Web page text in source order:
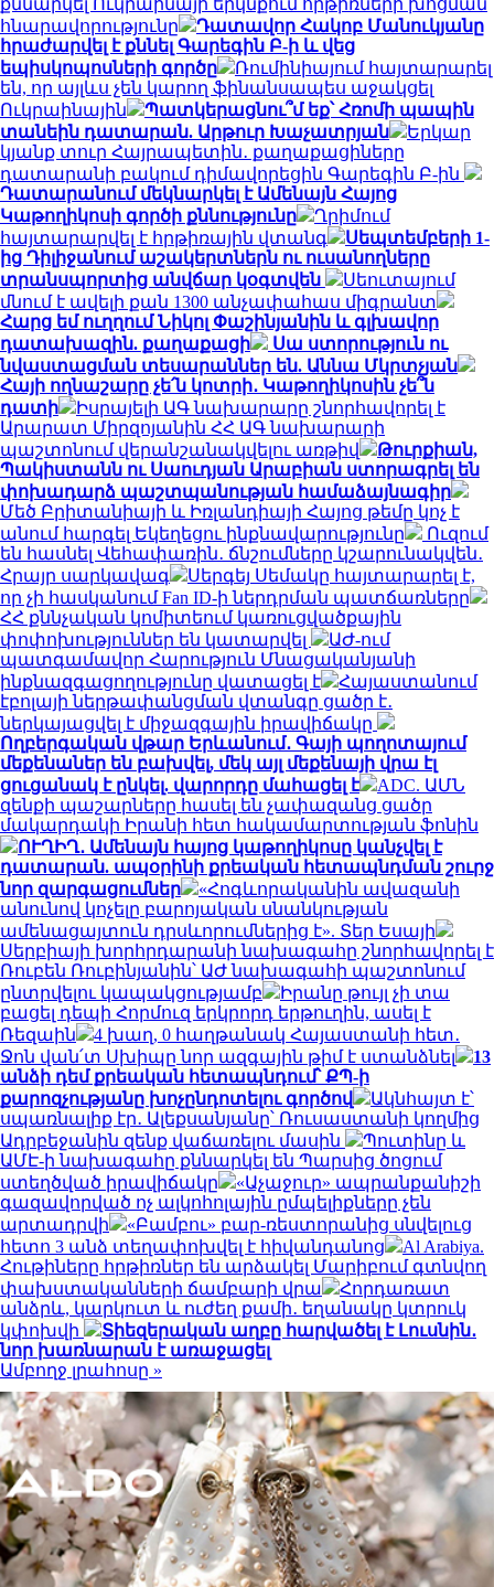
հնարավորությունը
Դատավոր Հակոբ Մանուկյանը
հրաժարվել է քննել Գարեգին Բ-ի և վեց
եպիսկոպոսների գործը
Ռումինիայում հայտարարել
են, որ այլևս չեն կարող ֆինանսապես աջակցել
Ուկրաինային
Պատկերացնու՞մ եք՝ Հռոմի պապին
տանեին դատարան. Արթուր Խաչատրյան
Երկար
կյանք տուր Հայրապետին․ քաղաքացիները
դատարանի բակում դիմավորեցին Գարեգին Բ-ին
Դատարանում մեկնարկել է Ամենայն Հայոց
Կաթողիկոսի գործի քննությունը
Ղրիմում
հայտարարվել է հրթիռային վտանգ
Սեպտեմբերի 1-
ից Դիլիջանում աշակերտներն ու ուսանողները
տրանսպորտից անվճար կօգտվեն
Սեուտայում
մնում է ավելի քան 1300 անչափահաս միգրանտ
Հարց եմ ուղղում Նիկոլ Փաշինյանին և գլխավոր
դատախազին. քաղաքացի
Սա ստորություն ու
նվաստացման տեսարաններ են. Աննա Մկրտչյան
Հայի ողնաշարը չե՛ն կոտրի․ Կաթողիկոսին չե՞ն
դատի
Իսրայելի ԱԳ նախարարը շնորհավորել է
Արարատ Միրզոյանին ՀՀ ԱԳ նախարարի
պաշտոնում վերանշանակվելու առթիվ
Թուրքիան,
Պակիստանն ու Սաուդյան Արաբիան ստորագրել են
փոխադարձ պաշտպանության համաձայնագիր
Մեծ Բրիտանիայի և Իռլանդիայի Հայոց թեմը կոչ է
անում հարգել Եկեղեցու ինքնավարությունը
Ուզում
են հասնել Վեհափառին․ ճնշումները կշարունակվեն․
Հրայր սարկավագ
Սերգեյ Սեմակը հայտարարել է,
որ չի հասկանում Fan ID-ի ներդրման պատճառները
ՀՀ քննչական կոմիտեում կառուցվածքային
փոփոխություններ են կատարվել
ԱԺ-ում
պատգամավոր Հարություն Մնացականյանի
ինքնազգացողությունը վատացել է
Հայաստանում
էբոլայի ներթափանցման վտանգը ցածր է․
ներկայացվել է միջազգային իրավիճակը
Ողբերգական վթար Երևանում․ Գայի պողոտայում
մեքենաներ են բախվել, մեկ այլ մեքենայի վրա էլ
ցուցանակ է ընկել. վարորդը մահացել է
ADC. ԱՄՆ
զենքի պաշարները հասել են չափազանց ցածր
մակարդակի Իրանի հետ հակամարտության ֆոնին
ՈՒՂԻՂ․ Ամենայն հայոց կաթողիկոսը կանչվել է
դատարան. ապօրինի քրեական հետապնդման շուրջ
նոր զարգացումներ
«Հոգևորականին ավազանի
անունով կոչելը բարոյական սնանկության
ամենացայտուն դրսևորումներից է». Տեր Եսայի
Սերբիայի խորհրդարանի նախագահը շնորհավորել է
Ռուբեն Ռուբինյանին՝ ԱԺ նախագահի պաշտոնում
ընտրվելու կապակցությամբ
Իրանը թույլ չի տա
բացել դեպի Հորմուզ երկրորդ երթուղին, ասել է
Ռեզաին
4 խաղ, 0 հաղթանակ Հայաստանի հետ․
Ջոն վան՛տ Սխիպը նոր ազգային թիմ է ստանձնել
13
անձի դեմ քրեական հետապնդում՝ ՔՊ-ի
քարոզչությանը խոչընդոտելու գործով
Ակնհայտ է՝
սպառնալիք էր․ Ալեքսանյանը՝ Ռուսաստանի կողմից
Ադրբեջանին զենք վաճառելու մասին
Պուտինը և
ԱՄԷ-ի նախագահը քննարկել են Պարսից ծոցում
ստեղծված իրավիճակը
«Աչաջուր» ապրանքանիշի
գազավորված ոչ ալկոհոլային ըմպելիքները չեն
արտադրվի
«Բամբու» բար-ռեստորանից սնվելուց
հետո 3 անձ տեղափոխվել է հիվանդանոց
Al Arabiya.
Հութիները հրթիռներ են արձակել Մարիբում գտնվող
փախստականների ճամբարի վրա
Հորդառատ
անձրև, կարկուտ և ուժեղ քամի․ եղանակը կտրուկ
կփոխվի
Տիեզերական աղբը հարվածել է Լուսնին․
նոր խառնարան է առաջացել
Ամբողջ լրահոսը »